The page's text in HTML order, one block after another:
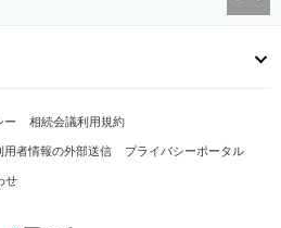
ー 相続会議利用規約
用者情報の外部送信 プライバシーポータル
せ